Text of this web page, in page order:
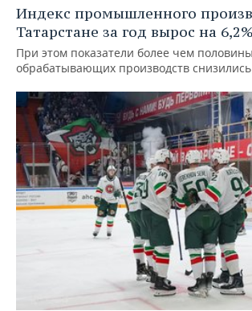
Индекс промышленного
Татарстане за год вырос на 6,2%
При этом показатели более чем половины
обрабатывающих производств снизились